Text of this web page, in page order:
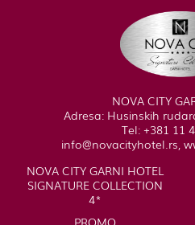
NOVA CITY
Adresa: Husinskih
Tel: +381 11
info@novacityhotel.rs,
NOVA CITY GARNI HOTEL
SIGNATURE COLLECTION
4*
PROMO